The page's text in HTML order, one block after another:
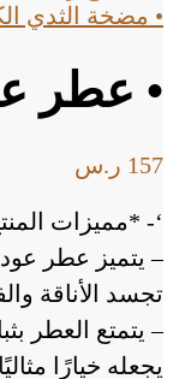
• مضخة الثدي
• عطر
157 ر.س
‘- *مميزات
– يتميز عطر
تجسد الأناقة
– يتمتع العطر
يجعله خيارًا